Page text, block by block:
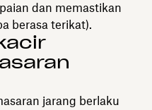
dan memastikan
berasa terikat).
jarang berlaku